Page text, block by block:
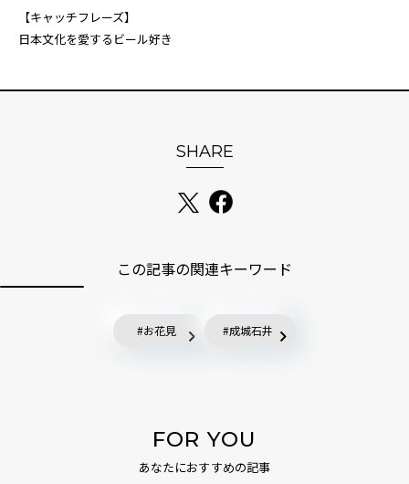
【キャッチフレーズ】
日本文化を愛するビール好き
SHARE
この記事の関連キーワード
お花見 成城石井
FOR YOU
あなたにおすすめの記事